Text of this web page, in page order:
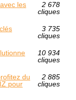
les
2 678
cliques
3 735
cliques
10 934
cliques
du
pour
2 885
cliques